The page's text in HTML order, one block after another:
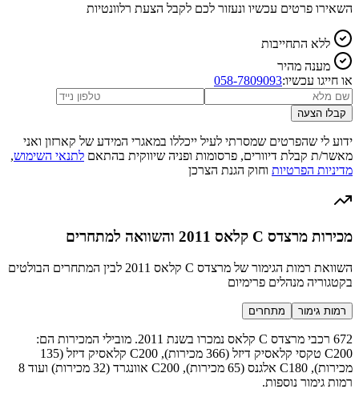
השאירו פרטים עכשיו ונעזור לכם לקבל הצעת רלוונטיות
ללא התחייבות
מענה מהיר
או חייגו עכשיו:058-7809093
קבלו הצעה
ידוע לי שהפרטים שמסרתי לעיל ייכללו במאגרי המידע של קארזון ואני
מאשר/ת קבלת דיוורים, פרסומות ופניה שיווקית בהתאם לתנאי השימוש,
מדיניות הפרטיות וחוק הגנת הצרכן
מכירות מרצדס C קלאס 2011 והשוואה למתחרים
השוואת רמות הגימור של מרצדס C קלאס 2011 לבין המתחרים הבולטים
בקטגוריה מנהלים פרימיום
רמות גימור מתחרים
672 רכבי מרצדס C קלאס נמכרו בשנת 2011. מובילי המכירות הם:
C200 טקסי קלאסיק דיזל (366 מכירות), C200 קלאסיק דיזל (135
מכירות), C180 אלגנס (65 מכירות), C200 אוונגרד (32 מכירות) ועוד 8
רמות גימור נוספות.